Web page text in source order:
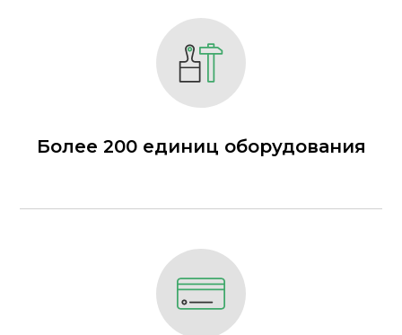
Более 200 единиц оборудования